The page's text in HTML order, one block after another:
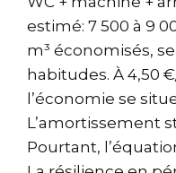
estimé: 7 500 à 9
m³ économisés,
habitudes. À 4,50
l’économie se
L’amortissement
Pourtant,